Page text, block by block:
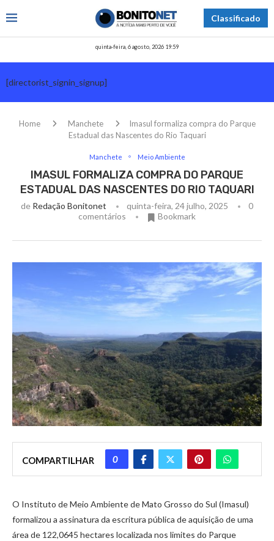
Classificado
quinta-feira, 6 agosto, 2026 19:59
[directorist_signin_signup]
Home Manchete
Imasul formaliza compra do Parque
Estadual das Nascentes do Rio Taquari
Manchete Meio Ambiente
IMASUL FORMALIZA COMPRA DO PARQUE
ESTADUAL DAS NASCENTES DO RIO TAQUARI
de Redação Bonitonet quinta-feira, 24 julho, 2025
0
comentários
Bookmark
COMPARTILHAR 0
O Instituto de Meio Ambiente de Mato Grosso do Sul (Imasul)
formalizou a assinatura da escritura pública de aquisição de uma
área de 122,0645 hectares localizada nos limites do Parque